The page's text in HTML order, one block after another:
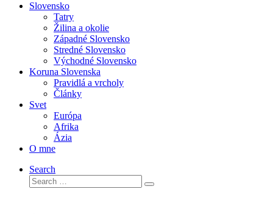
Slovensko
Tatry
Žilina a okolie
Západné Slovensko
Stredné Slovensko
Východné Slovensko
Koruna Slovenska
Pravidlá a vrcholy
Články
Svet
Európa
Afrika
Ázia
O mne
Search
Search
Search